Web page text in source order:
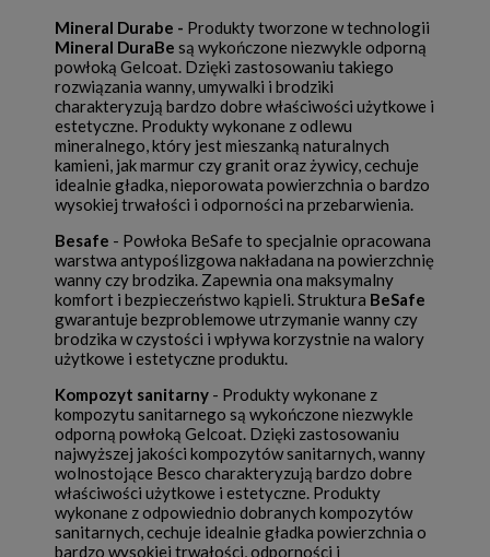
Mineral Durabe - Produkty tworzone w technologii
Mineral DuraBe są wykończone niezwykle odporną
powłoką Gelcoat. Dzięki zastosowaniu takiego
rozwiązania wanny, umywalki i brodziki
charakteryzują bardzo dobre właściwości użytkowe i
estetyczne. Produkty wykonane z odlewu
mineralnego, który jest mieszanką naturalnych
kamieni, jak marmur czy granit oraz żywicy, cechuje
idealnie gładka, nieporowata powierzchnia o bardzo
wysokiej trwałości i odporności na przebarwienia.
Besafe - Powłoka BeSafe to specjalnie opracowana
warstwa antypoślizgowa nakładana na powierzchnię
wanny czy brodzika. Zapewnia ona maksymalny
komfort i bezpieczeństwo kąpieli. Struktura BeSafe
gwarantuje bezproblemowe utrzymanie wanny czy
brodzika w czystości i wpływa korzystnie na walory
użytkowe i estetyczne produktu.
Kompozyt sanitarny - Produkty wykonane z
kompozytu sanitarnego są wykończone niezwykle
odporną powłoką Gelcoat. Dzięki zastosowaniu
najwyższej jakości kompozytów sanitarnych, wanny
wolnostojące Besco charakteryzują bardzo dobre
właściwości użytkowe i estetyczne. Produkty
wykonane z odpowiednio dobranych kompozytów
sanitarnych, cechuje idealnie gładka powierzchnia o
bardzo wysokiej trwałości, odporności i